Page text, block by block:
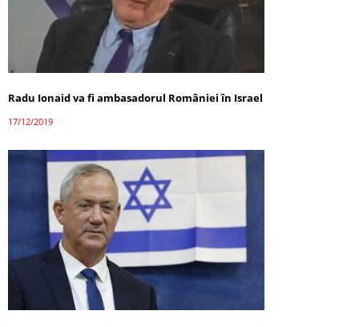
Radu Ionaid va fi ambasadorul României în Israel
17/12/2019